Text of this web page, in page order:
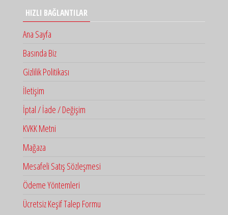
HIZLI BAĞLANTILAR
Ana Sayfa
Basında Biz
Gizlilik Politikası
İletişim
İptal / İade / Değişim
KVKK Metni
Mağaza
Mesafeli Satış Sözleşmesi
Ödeme Yöntemleri
Ücretsiz Keşif Talep Formu